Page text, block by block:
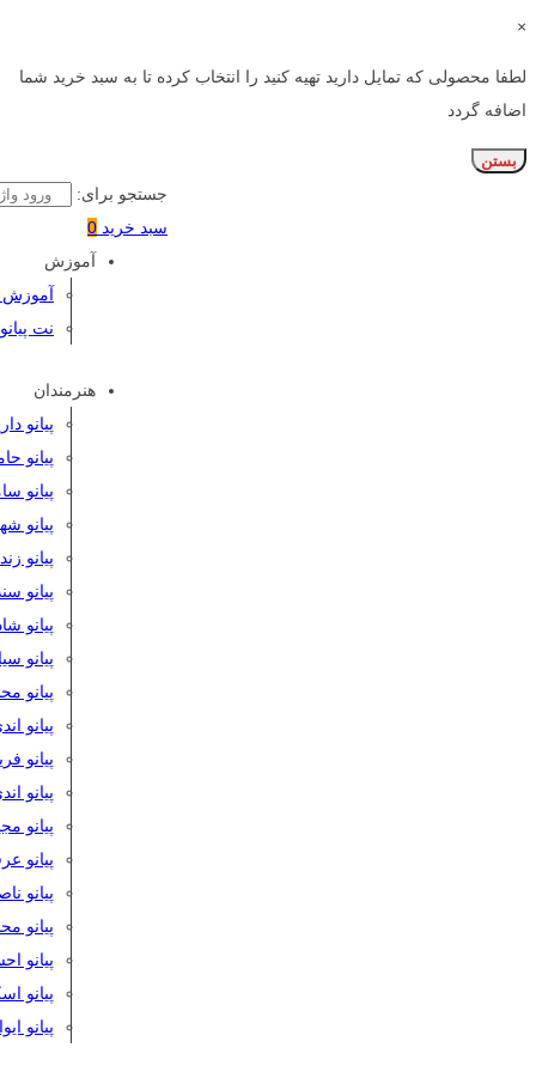
×
لطفا محصولی که تمایل دارید تهیه کنید را انتخاب کرده تا به سبد خرید شما
اضافه گردد
بستن
جستجو برای:
سبد خرید 0
آموزش
آموزش
نت پیانو
هنرمندان
پیانو
پیانو
پیانو
پیانو
پیانو
پیانو
پیانو
پیانو
پیانو
پیانو
پیانو
پیانو
پیانو
پیانو
پیانو
پیانو
پیانو
پیانو
پیانو